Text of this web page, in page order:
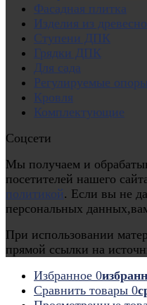
Фасадная плитка
Изделия из
Ступени ДПК
Грядки ДПК
Для сада
Регулируемые опоры
Кровля
Комплектующие
Соцсети
Мы получаем и
посетителей нашего
политикой. Если вы не
персональных
При использовании
прямой ссылки на
Избранное 0
Сравнить товары 0